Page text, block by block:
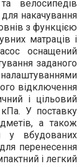
велосипедів
накачування
з функцією
матраців і
оснащений
заданого
відключення
і цільовий
У поставку
а також
у вбудованих
для перенесення
і легкий